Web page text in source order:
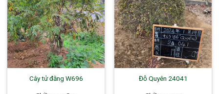
Cây tử đằng W696 Đỗ Quyên 24041